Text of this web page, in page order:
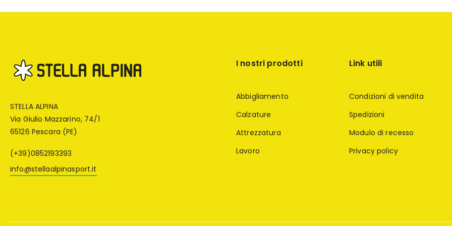
STELLA ALPINA
Via Giulio Mazzarino, 74/1
65126 Pescara (PE)
(+39)0852193393
info@stellaalpinasport.it
I nostri prodotti
Abbigliamento
Calzature
Attrezzatura
Lavoro
Link utili
Condizioni di vendita
Spedizioni
Modulo di recesso
Privacy policy